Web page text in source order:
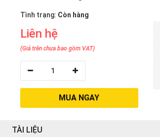
Tình trạng: Còn hàng
Liên hệ
(Giá trên chưa bao gồm VAT)
1
MUA NGAY
TÀI LIỆU